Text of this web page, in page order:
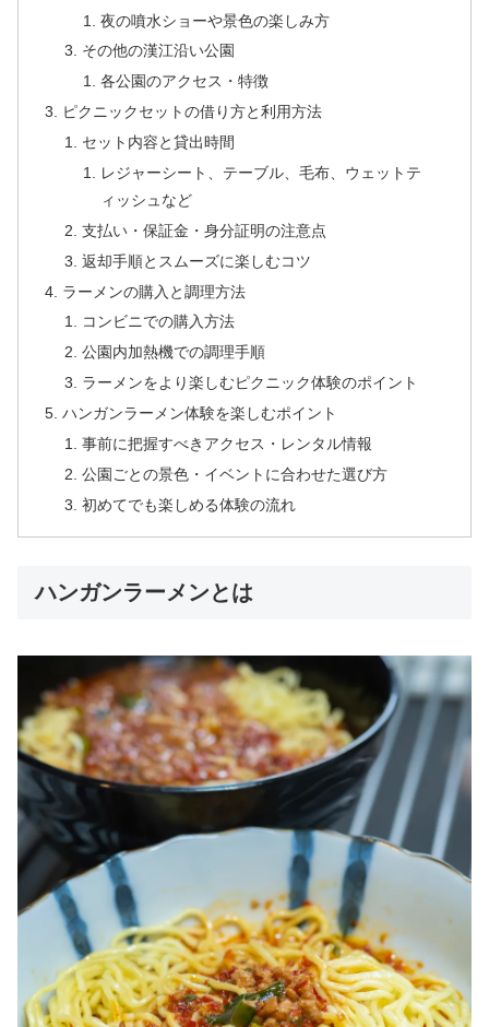
夜の噴水ショーや景色の楽しみ方
その他の漢江沿い公園
各公園のアクセス・特徴
ピクニックセットの借り方と利用方法
セット内容と貸出時間
レジャーシート、テーブル、毛布、ウェットテ
ィッシュなど
支払い・保証金・身分証明の注意点
返却手順とスムーズに楽しむコツ
ラーメンの購入と調理方法
コンビニでの購入方法
公園内加熱機での調理手順
ラーメンをより楽しむピクニック体験のポイント
ハンガンラーメン体験を楽しむポイント
事前に把握すべきアクセス・レンタル情報
公園ごとの景色・イベントに合わせた選び方
初めてでも楽しめる体験の流れ
ハンガンラーメンとは